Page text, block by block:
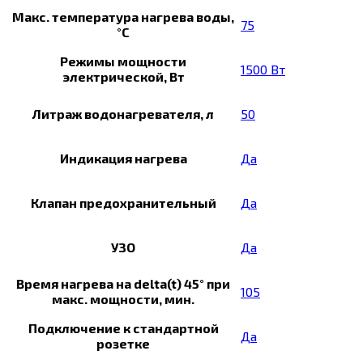
Макс. температура нагрева воды,
°С
75
Режимы мощности
электрической, Вт
1500 Вт
Литраж водонагревателя, л 50
Индикация нагрева Да
Клапан предохранительный Да
УЗО Да
Время нагрева на delta(t) 45° при
макс. мощности, мин.
105
Подключение к стандартной
розетке
Да